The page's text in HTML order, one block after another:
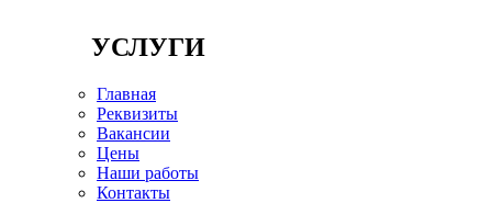
УСЛУГИ
Главная
Реквизиты
Вакансии
Цены
Наши работы
Контакты